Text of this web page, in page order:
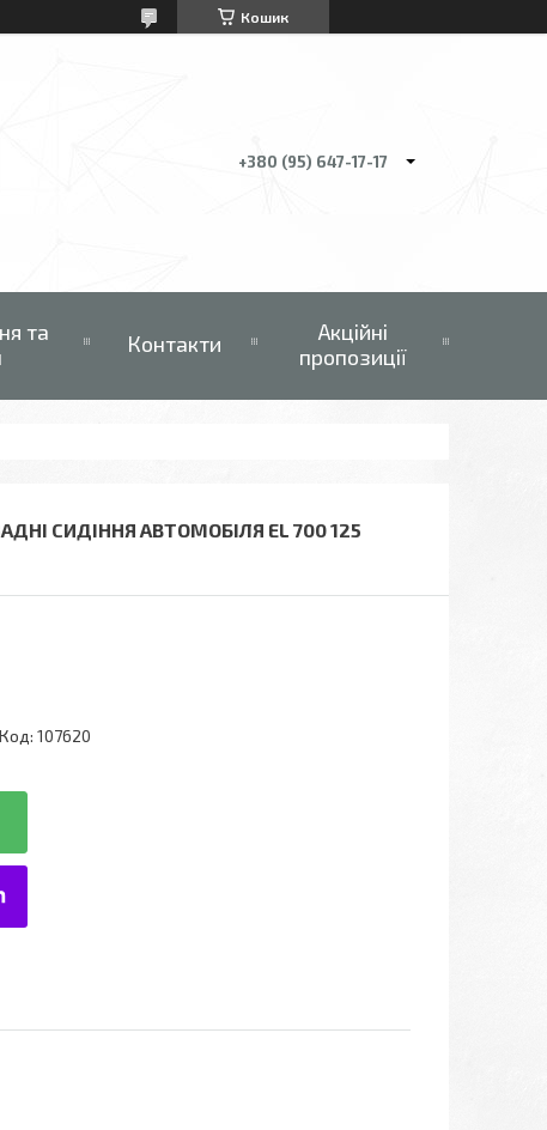
Кошик
+380 (95) 647-17-17
та
Контакти
Акційні
пропозиції
СИДІННЯ АВТОМОБІЛЯ EL 700 125
Код: 107620